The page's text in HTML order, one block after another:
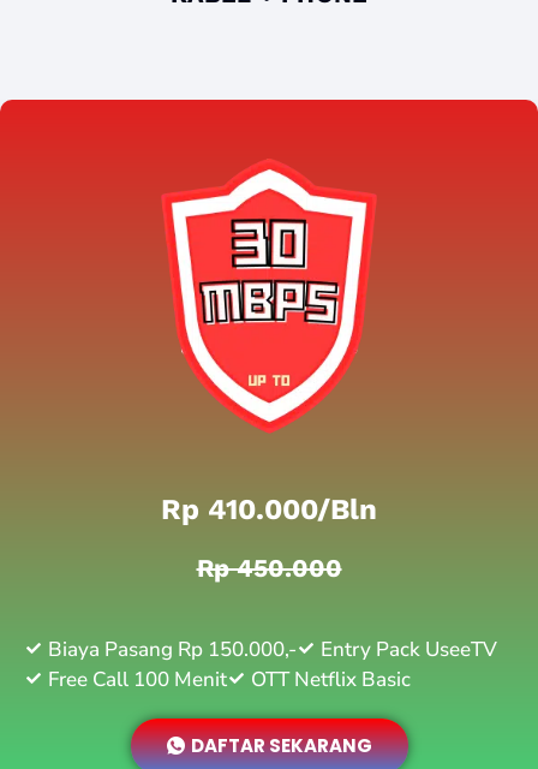
Rp 410.000/bln
Rp 450.000
Biaya Pasang Rp 150.000,-
Entry Pack UseeTV
Free Call 100 Menit
OTT Netflix Basic
DAFTAR SEKARANG